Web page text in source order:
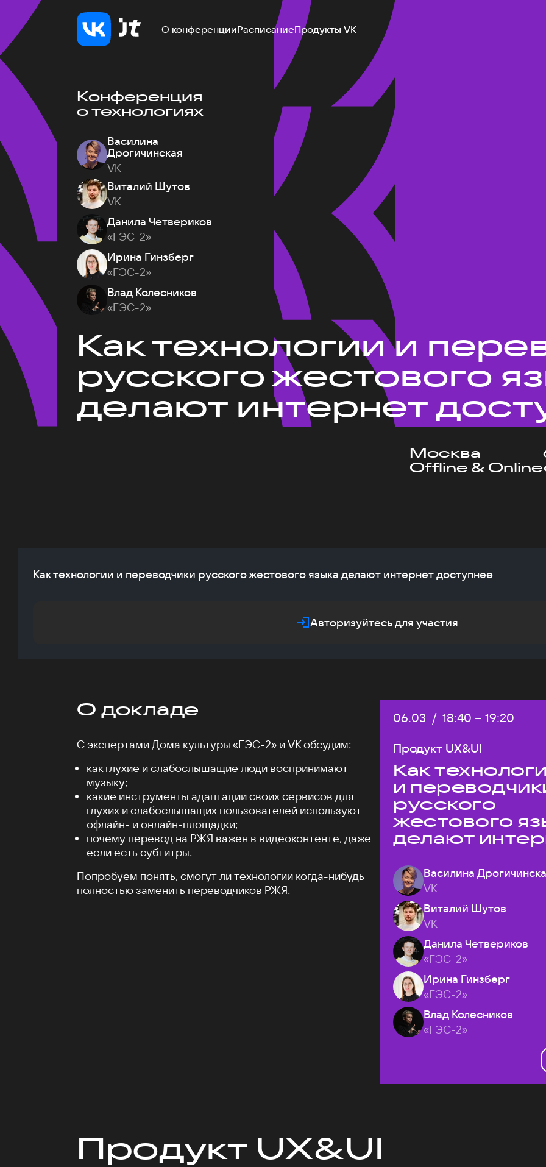
О конференцииРасписаниеПродукты VK
Конференция
о технологиях
Василина
Дрогичинская
VK
Виталий Шутов
VK
Данила Четвериков
«ГЭС-2»
Ирина Гинзберг
«ГЭС-2»
Влад Колесников
«ГЭС-2»
Как технологии и
русского жестового
делают интернет
Москва
Offline & Online
Как технологии и переводчики русского жестового языка делают интернет доступнее
Авторизуйтесь для участия
О докладе
С экспертами Дома культуры «ГЭС-2» и VK обсудим:
как глухие и слабослышащие люди воспринимают
музыку;
какие инструменты адаптации своих сервисов для
глухих и слабослышащих пользователей используют
офлайн- и онлайн-площадки;
почему перевод на РЖЯ важен в видеоконтенте, даже
если есть субтитры.
Попробуем понять, смогут ли технологии когда-нибудь
полностью заменить переводчиков РЖЯ.
Дата:
06.03 / Начало:
18:40 – Конец:
19:20
Продукт UX&UI
Как
и
русского
жестового
делают
Василина
VK
Виталий Шутов
VK
Данила Четвериков
«ГЭС-2»
Ирина Гинзберг
«ГЭС-2»
Влад Колесников
«ГЭС-2»
Продукт UX&UI